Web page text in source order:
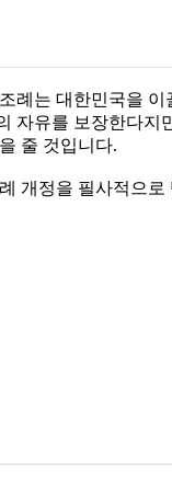
례는 대한민국을
자유를 보장한다
줄 것입니다.
개정을 필사적으로